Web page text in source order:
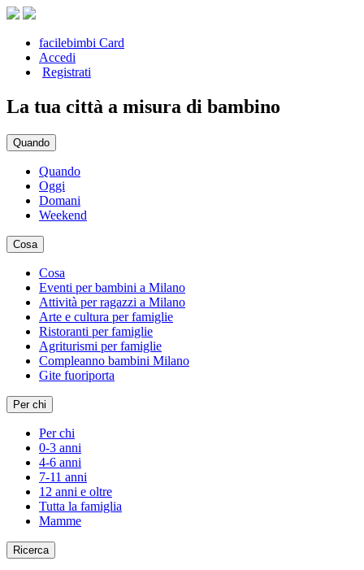
facilebimbi Card
Accedi
Registrati
La tua città a misura di bambino
Quando
Quando
Oggi
Domani
Weekend
Cosa
Cosa
Eventi per bambini a Milano
Attività per ragazzi a Milano
Arte e cultura per famiglie
Ristoranti per famiglie
Agriturismi per famiglie
Compleanno bambini Milano
Gite fuoriporta
Per chi
Per chi
0-3 anni
4-6 anni
7-11 anni
12 anni e oltre
Tutta la famiglia
Mamme
Ricerca